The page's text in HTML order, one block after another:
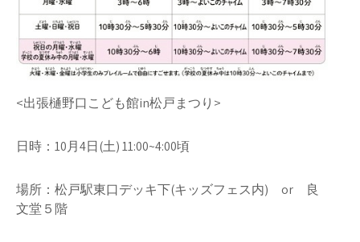
<出張樋野口こども館in松戸まつり>
日時：10月4日(土) 11:00~4:00頃
場所：松戸駅東口デッキ下(キッズフェス内) or 良
文堂５階